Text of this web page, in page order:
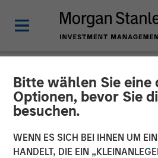
Bitte wählen Sie eine
Optionen, bevor Sie
besuchen.
WENN ES SICH BEI IHNEN UM
HANDELT, DIE EIN
INSIGHTS
Recognized
Stock Story